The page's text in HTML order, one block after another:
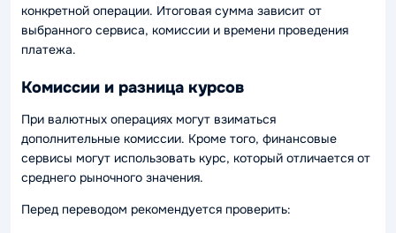
конкретной операции. Итоговая сумма зависит от
выбранного сервиса, комиссии и времени проведения
платежа.
Комиссии и разница курсов
При валютных операциях могут взиматься
дополнительные комиссии. Кроме того, финансовые
сервисы могут использовать курс, который отличается от
среднего рыночного значения.
Перед переводом рекомендуется проверить: